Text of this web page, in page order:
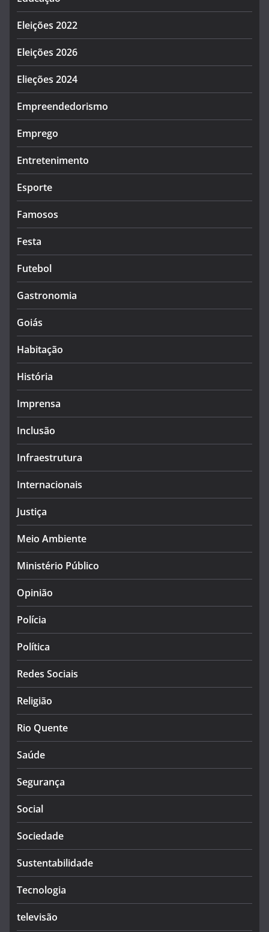
Eleições 2022
Eleições 2026
Elieções 2024
Empreendedorismo
Emprego
Entretenimento
Esporte
Famosos
Festa
Futebol
Gastronomia
Goiás
Habitação
História
Imprensa
Inclusão
Infraestrutura
Internacionais
Justiça
Meio Ambiente
Ministério Público
Opinião
Polícia
Política
Redes Sociais
Religião
Rio Quente
Saúde
Segurança
Social
Sociedade
Sustentabilidade
Tecnologia
televisão